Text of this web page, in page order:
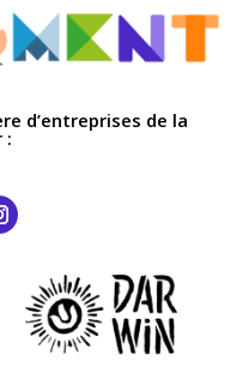
d’entreprises de la
: